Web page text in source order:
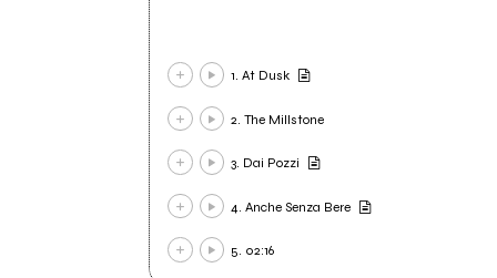
1. At Dusk
2. The Millstone
3. Dai Pozzi
4. Anche Senza Bere
5. 02:16